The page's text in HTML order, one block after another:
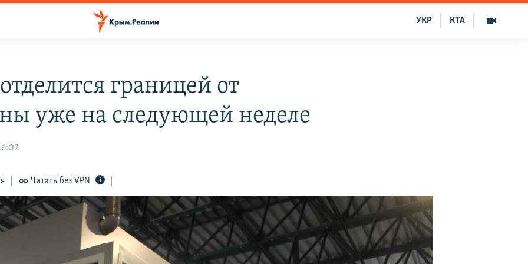
КТА
УКР
границей от
уже на следующей неделе
Читать без VPN